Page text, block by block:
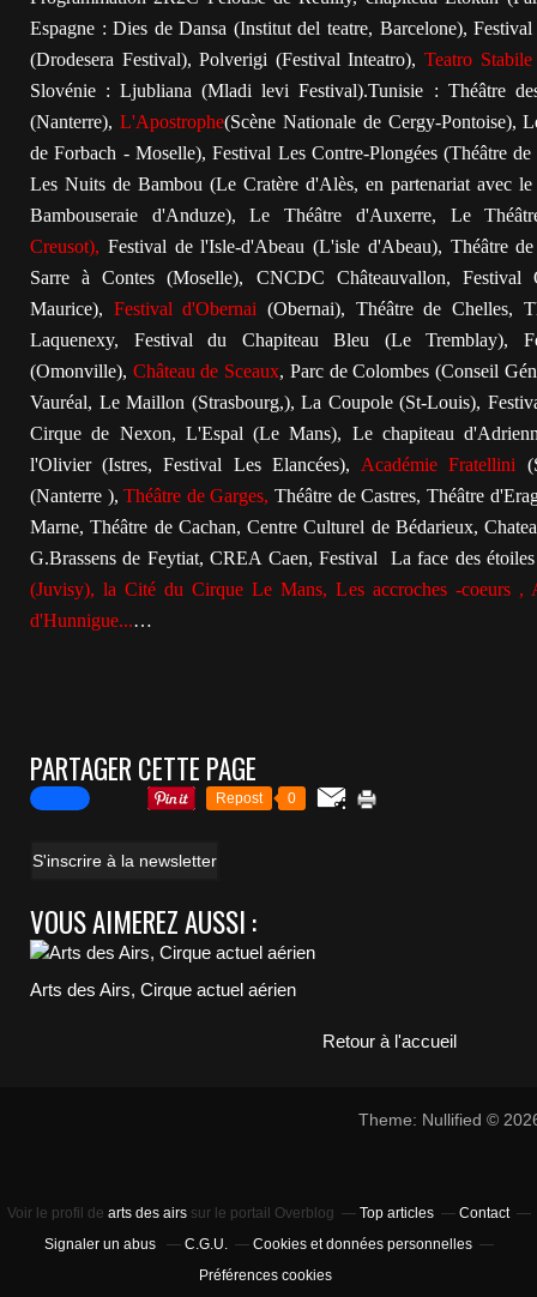
Espagne : Dies de Dansa (Institut del teatre, Barcelone),
(Drodesera Festival), Polverigi (Festival Inteatro), Teatro
Slovénie : Ljubliana (Mladi levi Festival).Tunisie : Théâtre
(Nanterre), L'Apostrophe(Scène Nationale de Cergy-Pontoise),
de Forbach - Moselle), Festival Les Contre-Plongées (Théâtre
Les Nuits de Bambou (Le Cratère d'Alès, en partenariat avec
Bambouseraie d'Anduze), Le Théâtre d'Auxerre, Le
Creusot), Festival de l'Isle-d'Abeau (L'isle d'Abeau), Théâtre
Sarre à Contes (Moselle), CNCDC Châteauvallon, Festival
Maurice), Festival d'Obernai (Obernai), Théâtre de Chelles,
Laquenexy, Festival du Chapiteau Bleu (Le Tremblay),
(Omonville), Château de Sceaux, Parc de Colombes (Conseil
Vauréal, Le Maillon (Strasbourg,), La Coupole (St-Louis),
Cirque de Nexon, L'Espal (Le Mans), Le chapiteau
l'Olivier (Istres, Festival Les Elancées), Académie Fratellini
(Nanterre ),Théâtre de Garges, Théâtre de Castres, Théâtre
Marne, Théâtre de Cachan, Centre Culturel de Bédarieux,
G.Brassens de Feytiat, CREA Caen, Festival La face des
(Juvisy), la Cité du Cirque Le Mans, Les accroches -coeurs ,
d'Hunnigue...…
PARTAGER CETTE PAGE
Repost 0
S'inscrire à la newsletter
VOUS AIMEREZ AUSSI :
Arts des Airs, Cirque actuel aérien
Retour à l'accueil
Theme: Nullified ©
Voir le profil de arts des airssur le portail Overblog Top articles
Contact
Signaler un abus
C.G.U.
Cookies et données personnelles
Préférences cookies